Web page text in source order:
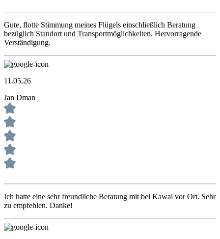
Gute, flotte Stimmung meines Flügels einschließlich Beratung
bezüglich Standort und Transportmöglichkeiten. Hervorragende
Verständigung.
11.05.26
Jan Dman
Ich hatte eine sehr freundliche Beratung mit bei Kawai vor Ort. Sehr
zu empfehlen. Danke!